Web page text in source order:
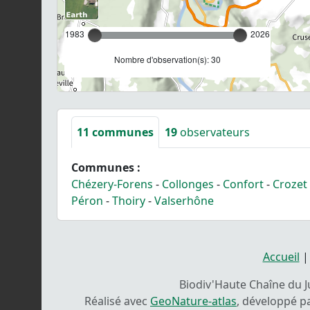
1983 2026
Nombre d'observation(s): 30
11 communes 19observateurs
Communes :
Chézery-Forens - Collonges - Confort- Crozet
Péron -Thoiry-Valserhône
Accueil
Biodiv'Haute Chaîne du
Réalisé avec GeoNature-atlas, développé